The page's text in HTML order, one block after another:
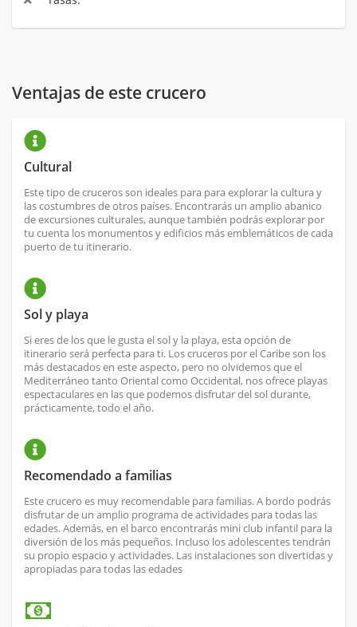
Ventajas de este crucero
Cultural
Este tipo de cruceros son ideales para para explorar la cultura y
las costumbres de otros países. Encontrarás un amplio abanico
de excursiones culturales, aunque también podrás explorar por
tu cuenta los monumentos y edificios más emblemáticos de cada
puerto de tu itinerario.
Sol y playa
Si eres de los que le gusta el sol y la playa, esta opción de
itinerario será perfecta para ti. Los cruceros por el Caribe son los
más destacados en este aspecto, pero no olvidemos que el
Mediterráneo tanto Oriental como Occidental, nos ofrece playas
espectaculares en las que podemos disfrutar del sol durante,
prácticamente, todo el año.
Recomendado a familias
Este crucero es muy recomendable para familias. A bordo podrás
disfrutar de un amplio programa de actividades para todas las
edades. Además, en el barco encontrarás mini club infantil para la
diversión de los más pequeños. Incluso los adolescentes tendrán
su propio espacio y actividades. Las instalaciones son divertidas y
apropiadas para todas las edades